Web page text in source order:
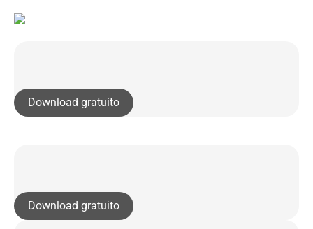
Download gratuito
Download gratuito